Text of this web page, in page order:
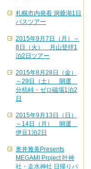
札幌市内発着 洞爺湖1日
バスツアー
2015年9月7日（月）～
8日（火） 月山登拝1
泊2日ツアー
2015年8月28日（金）
～29日（土） 開運
分杭峠・ゼロ磁場1泊2
日
2015年9月13日（日）
～14日（月） 開運
伊豆1泊2日
奥井雅美Presents
MEGAMI Project 叶神
社・走水神社 日帰りバ